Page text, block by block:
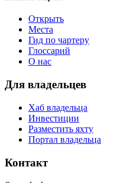
Открыть
Места
Гид по чартеру
Глоссарий
О нас
Для владельцев
Хаб владельца
Инвестиции
Разместить яхту
Портал владельца
Контакт